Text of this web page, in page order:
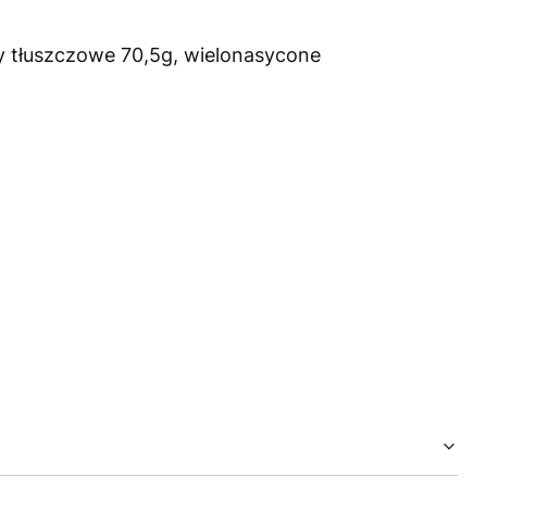
tłuszczowe 70,5g, wielonasycone